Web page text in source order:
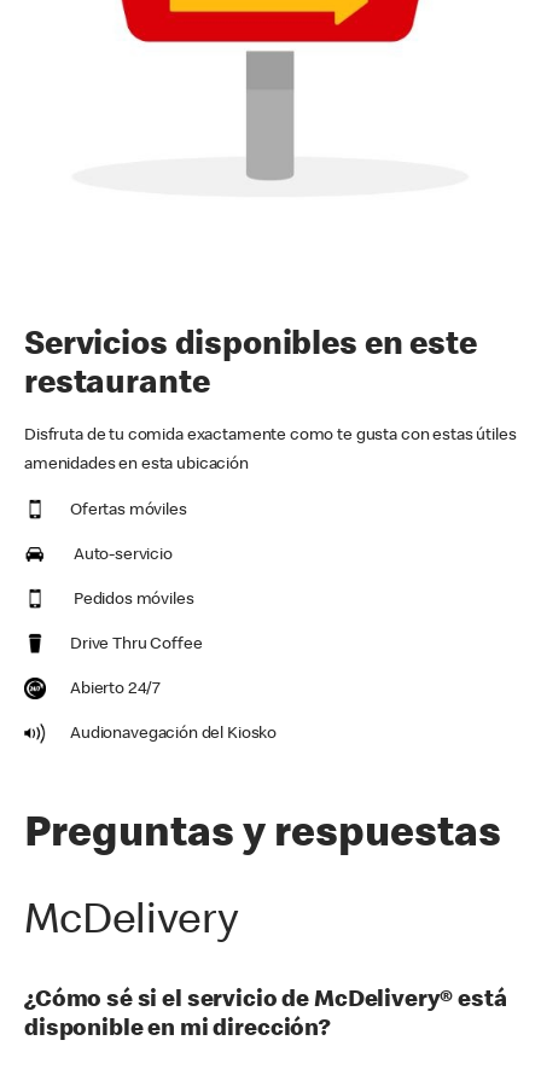
Servicios disponibles en este
restaurante
Disfruta de tu comida exactamente como te gusta con estas útiles
amenidades en esta ubicación
Ofertas móviles
Auto-servicio
Pedidos móviles
Drive Thru Coffee
Abierto 24/7
Audionavegación del Kiosko
Preguntas y respuestas
McDelivery
¿Cómo sé si el servicio de McDelivery® está
disponible en mi dirección?